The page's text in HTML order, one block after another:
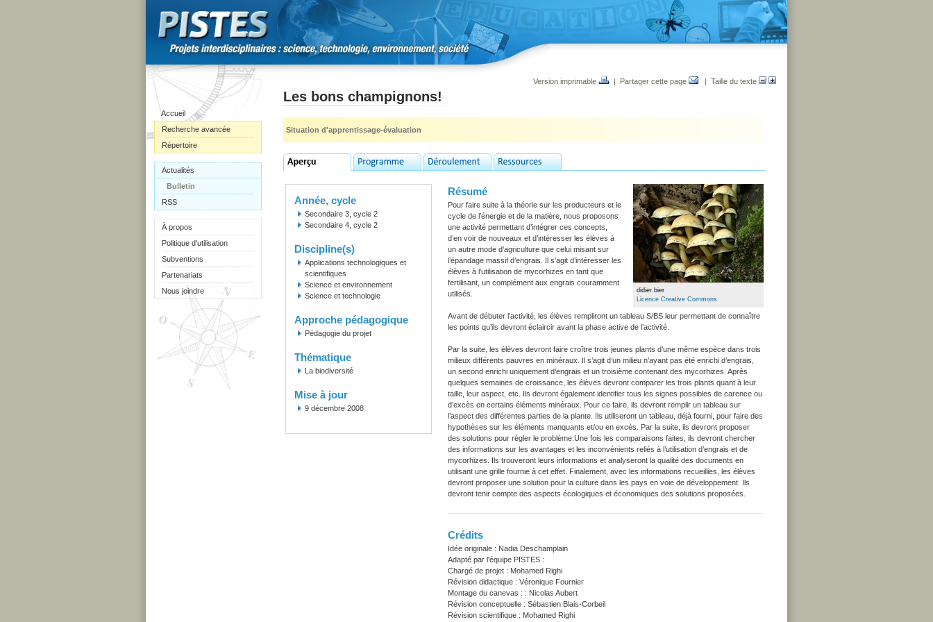
Accueil
Recherche avancée
Répertoire
Actualités
Bulletin
RSS
À propos
Politique d'utilisation
Subventions
Partenariats
Nous joindre
Version imprimable | Partager cette page | Taille du texte
Les bons champignons!
Situation d'apprentissage-évaluation
Année, cycle
Secondaire 3, cycle 2
Secondaire 4, cycle 2
Discipline(s)
Applications technologiques et
scientifiques
Science et environnement
Science et technologie
Approche pédagogique
Pédagogie du projet
Thématique
La biodiversité
Mise à jour
9 décembre 2008
didier.bier
Licence Creative Commons
Résumé
Pour faire suite à la théorie sur les producteurs et le
cycle de l’énergie et de la matière, nous proposons
une activité permettant d’intégrer ces concepts,
d’en voir de nouveaux et d’intéresser les élèves à
un autre mode d'agriculture que celui misant sur
l’épandage massif d’engrais. Il s’agit d’intéresser les
élèves à l’utilisation de mycorhizes en tant que
fertilisant, un complément aux engrais couramment
utilisés.
Avant de débuter l’activité, les élèves rempliront un tableau S/BS leur permettant de connaître
les points qu’ils devront éclaircir avant la phase active de l’activité.
Par la suite, les élèves devront faire croître trois jeunes plants d’une même espèce dans trois
milieux différents pauvres en minéraux. Il s’agit d’un milieu n’ayant pas été enrichi d’engrais,
un second enrichi uniquement d’engrais et un troisième contenant des mycorhizes. Après
quelques semaines de croissance, les élèves devront comparer les trois plants quant à leur
taille, leur aspect, etc. Ils devront également identifier tous les signes possibles de carence ou
d’excès en certains éléments minéraux. Pour ce faire, ils devront remplir un tableau sur
l’aspect des différentes parties de la plante. Ils utiliseront un tableau, déjà fourni, pour faire des
hypothèses sur les éléments manquants et/ou en excès. Par la suite, ils devront proposer
des solutions pour régler le problème. Une fois les comparaisons faites, ils devront chercher
des informations sur les avantages et les inconvénients reliés à l’utilisation d’engrais et de
mycorhizes. Ils trouveront leurs informations et analyseront la qualité des documents en
utilisant une grille fournie à cet effet. Finalement, avec les informations recueillies, les élèves
devront proposer une solution pour la culture dans les pays en voie de développement. Ils
devront tenir compte des aspects écologiques et économiques des solutions proposées.
Crédits
Idée originale : Nadia Deschamplain
Adapté par l'équipe PISTES :
Chargé de projet : Mohamed Righi
Révision didactique : Véronique Fournier
Montage du canevas : : Nicolas Aubert
Révision conceptuelle : Sébastien Blais-Corbeil
Révision scientifique : Mohamed Righi